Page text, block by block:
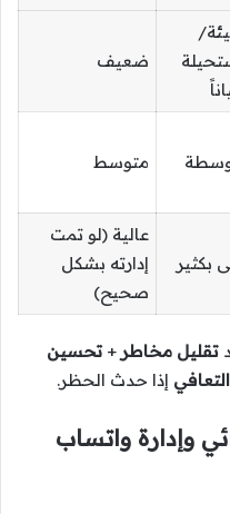
ضعيف
متوسط
بكثير
عالية (لو تمت
إدارته بشكل
صحيح)
تقليل مخاطر +تحسين
إذا حدث الحظر.
وإدارة واتساب